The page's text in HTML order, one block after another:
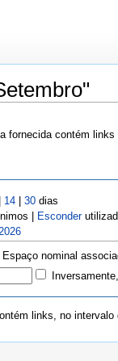
contém
14| 30dias
| Esconder
Espaço nominal
links, no